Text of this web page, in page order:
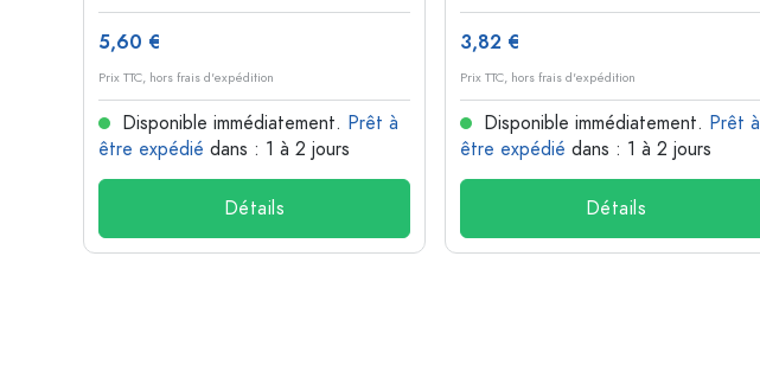
5,60 €
Prix TTC, hors frais d'expédition
Disponible immédiatement. Prêt à
être expédié dans : 1 à 2 jours
Détails
3,82 €
Prix TTC, hors frais d'expédition
Disponible immédiatement. Prêt à
être expédié dans : 1 à 2 jours
Détails